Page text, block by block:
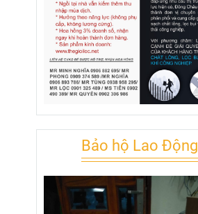
Bảo hộ Lao Động